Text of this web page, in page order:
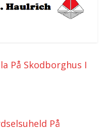
På Skodborghus I
På